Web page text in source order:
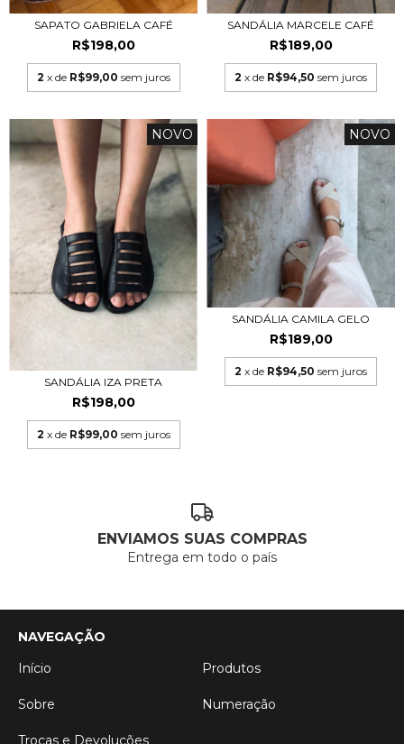
SAPATO GABRIELA CAFÉ
R$198,00
2 x de R$99,00 sem juros
SANDÁLIA MARCELE CAFÉ
R$189,00
2 x de R$94,50 sem juros
NOVO
SANDÁLIA IZA PRETA
R$198,00
2 x de R$99,00 sem juros
NOVO
SANDÁLIA CAMILA GELO
R$189,00
2 x de R$94,50 sem juros
ENVIAMOS SUAS COMPRAS
Entrega em todo o país
NAVEGAÇÃO
Início
Produtos
Sobre Numeração
Trocas e Devoluções